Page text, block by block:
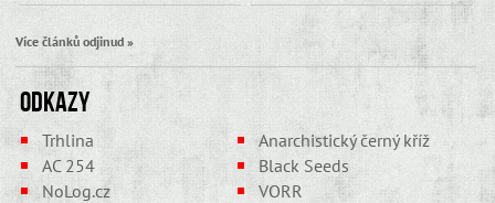
Více článků odjinud »
Odkazy
Trhlina
Anarchistický černý kříž
AC 254
Black Seeds
NoLog.cz
VORR